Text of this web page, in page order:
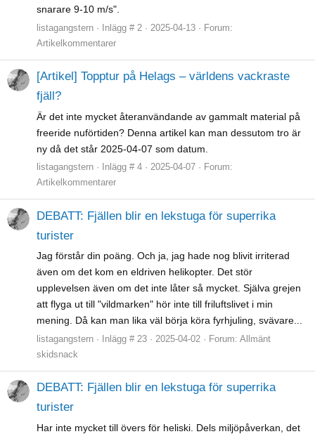
snarare 9-10 m/s".
listagangstern Inlägg # 2 2025-04-13
Forum:
Artikelkommentarer
[Artikel] Topptur på Helags – världens vackraste
fjäll?
Är det inte mycket återanvändande av gammalt material på
freeride nuförtiden? Denna artikel kan man dessutom tro är
ny då det står 2025-04-07 som datum.
listagangstern Inlägg # 4 2025-04-07
Forum:
Artikelkommentarer
DEBATT: Fjällen blir en lekstuga för superrika
turister
Jag förstår din poäng. Och ja, jag hade nog blivit irriterad
även om det kom en eldriven helikopter. Det stör
upplevelsen även om det inte låter så mycket. Själva grejen
att flyga ut till "vildmarken" hör inte till friluftslivet i min
mening. Då kan man lika väl börja köra fyrhjuling, svävare...
listagangstern Inlägg # 23 2025-04-02 Forum: Allmänt
skidsnack
DEBATT: Fjällen blir en lekstuga för superrika
turister
Har inte mycket till övers för heliski. Dels miljöpåverkan, det